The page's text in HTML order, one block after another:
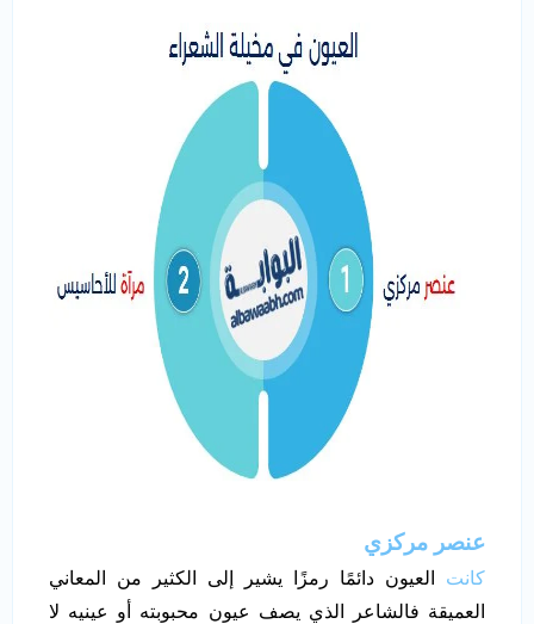
عنصر مركزي
كانت العيون دائمًا رمزًا يشير إلى الكثير من المعاني
العميقة فالشاعر الذي يصف عيون محبوبته أو عينيه لا